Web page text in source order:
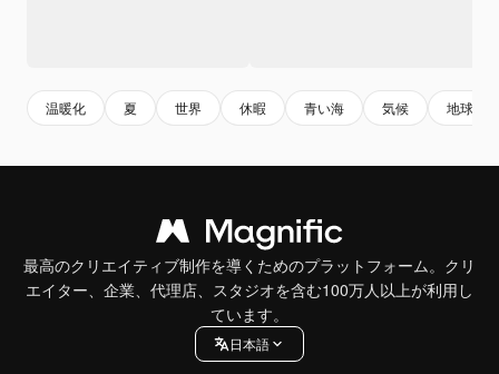
温暖化 夏 世界 休暇 青い海 気候 地球
最高のクリエイティブ制作を導くためのプラットフォーム。クリ
エイター、企業、代理店、スタジオを含む100万人以上が利用し
ています。
日本語